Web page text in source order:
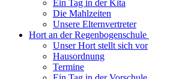
Ein Tag in der Kita
Die Mahlzeiten
Unsere Elternvertreter
Hort an der Regenbogenschule
Unser Hort stellt sich vor
Hausordnung
Termine